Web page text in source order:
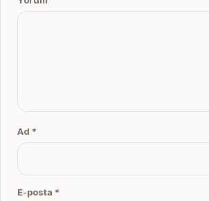
Ad *
E-posta *